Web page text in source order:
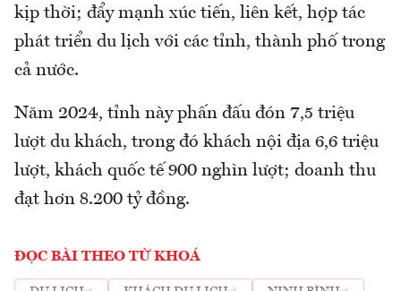
kịp thời; đẩy mạnh xúc tiến, liên kết, hợp tác
phát triển du lịch với các tỉnh, thành phố trong
cả nước.
Năm 2024, tỉnh này phấn đấu đón 7,5 triệu
lượt du khách, trong đó khách nội địa 6,6 triệu
lượt, khách quốc tế 900 nghìn lượt; doanh thu
đạt hơn 8.200 tỷ đồng.
ĐỌC BÀI THEO TỪ KHOÁ